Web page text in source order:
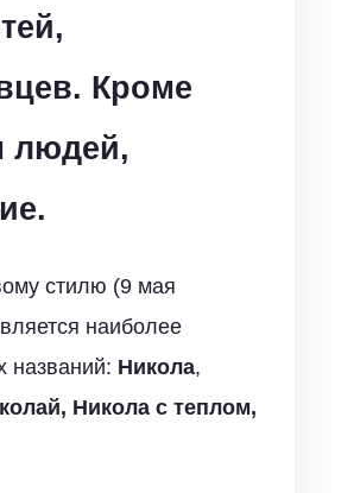
Кроме
людей,
стилю (9 мая
наиболее
названий: Никола,
Никола с теплом,